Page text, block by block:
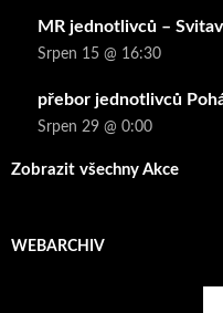
MR jednotlivců –
Srpen 15 @ 16:30
přebor jednotlivců
Srpen 29 @ 0:00
Zobrazit všechny Akce
WEBARCHIV